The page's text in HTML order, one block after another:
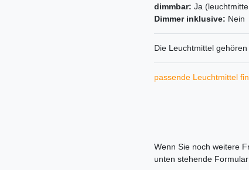
dimmbar: Ja
Dimmer inklusive: Nein
Die Leuchtmittel
passende Leuchtmittel
Wenn Sie noch weitere
unten stehende